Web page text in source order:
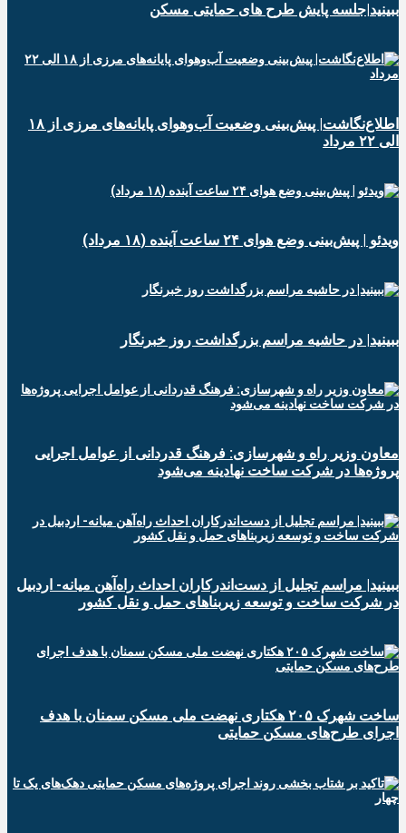
ببینید|جلسه پایش طرح های حمایتی مسکن
اطلاع‌نگاشت| پیش‌بینی وضعیت آب‌وهوای پایانه‌های مرزی از ۱۸
الی ۲۲ مرداد
ویدئو | پیش‌بینی وضع هوای ۲۴ ساعت آینده (۱۸ مرداد)
ببینید| در حاشیه مراسم بزرگداشت روز خبرنگار
معاون وزیر راه و شهرسازی: فرهنگ قدردانی از عوامل اجرایی
پروژه‌ها در شرکت ساخت نهادینه می‌شود
ببینید| مراسم تجلیل از دست‌اندرکاران احداث راه‌آهن میانه- اردبیل
در شرکت ساخت و توسعه زیربناهای حمل و نقل کشور
ساخت شهرک ۲۰۵ هکتاری نهضت ملی مسکن سمنان با هدف
اجرای طرح‌های مسکن حمایتی